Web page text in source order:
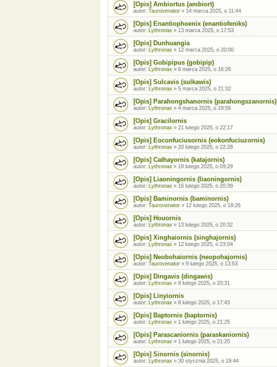
[Opis] Ambiortus (ambiort)
autor: Taurovenator » 14 marca 2025, o 11:44
[Opis] Enantiophoenix (enantiofeniks)
autor: Lythronax » 13 marca 2025, o 17:53
[Opis] Dunhuangia
autor: Lythronax » 12 marca 2025, o 20:00
[Opis] Gobipipus (gobipip)
autor: Lythronax » 6 marca 2025, o 16:26
[Opis] Sulcavis (sulkawis)
autor: Lythronax » 5 marca 2025, o 21:32
[Opis] Parahongshanornis (parahongszanornis)
autor: Lythronax » 4 marca 2025, o 19:56
[Opis] Gracilornis
autor: Lythronax » 21 lutego 2025, o 22:17
[Opis] Eoconfuciusornis (eokonfuciuzornis)
autor: Lythronax » 20 lutego 2025, o 22:28
[Opis] Cathayornis (katajornis)
autor: Lythronax » 18 lutego 2025, o 09:29
[Opis] Liaoningornis (liaoningornis)
autor: Lythronax » 16 lutego 2025, o 20:39
[Opis] Baminornis (baminornis)
autor: Taurovenator » 12 lutego 2025, o 18:26
[Opis] Houornis
autor: Lythronax » 13 lutego 2025, o 20:32
[Opis] Xinghaiornis (singhajornis)
autor: Lythronax » 12 lutego 2025, o 23:04
[Opis] Neobohaiornis (neopohajornis)
autor: Taurovenator » 9 lutego 2025, o 13:53
[Opis] Dingavis (dingawis)
autor: Lythronax » 8 lutego 2025, o 20:31
[Opis] Linyiornis
autor: Lythronax » 8 lutego 2025, o 17:43
[Opis] Baptornis (baptornis)
autor: Lythronax » 1 lutego 2025, o 21:25
[Opis] Parascaniornis (paraskaniornis)
autor: Lythronax » 1 lutego 2025, o 21:25
[Opis] Sinornis (sinornis)
autor: Lythronax » 30 stycznia 2025, o 19:44